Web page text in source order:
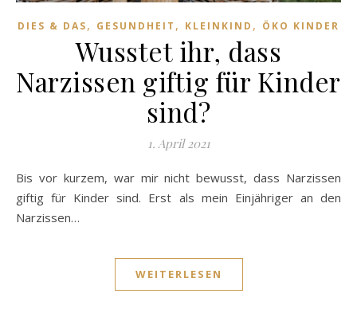
DIES & DAS, GESUNDHEIT , KLEINKIND , ÖKO KINDER
Wusstet ihr, dass
Narzissen giftig für Kinder
sind?
1. April 2021
Bis vor kurzem, war mir nicht bewusst, dass Narzissen
giftig für Kinder sind. Erst als mein Einjähriger an den
Narzissen…
WEITERLESEN